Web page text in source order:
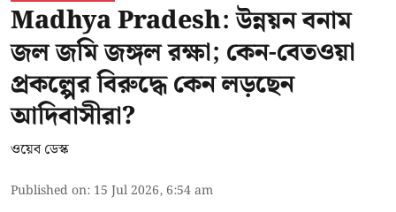
Madhya Pradesh: উন্নয়ন বনাম
জল জমি জঙ্গল রক্ষা; কেন-বেতওয়া
প্রকল্পের বিরুদ্ধে কেন লড়ছেন
আদিবাসীরা?
ওয়েব ডেস্ক
Published on: 15 Jul 2026, 6:54 am